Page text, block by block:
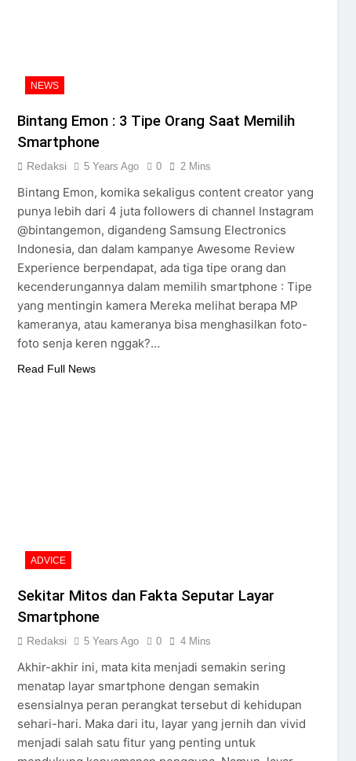
NEWS
Bintang Emon : 3 Tipe Orang Saat Memilih
Smartphone
Redaksi 5 Years Ago 0 2 Mins
Bintang Emon, komika sekaligus content creator yang
punya lebih dari 4 juta followers di channel Instagram
@bintangemon, digandeng Samsung Electronics
Indonesia, dan dalam kampanye Awesome Review
Experience berpendapat, ada tiga tipe orang dan
kecenderungannya dalam memilih smartphone : Tipe
yang mentingin kamera Mereka melihat berapa MP
kameranya, atau kameranya bisa menghasilkan foto-
foto senja keren nggak?…
Read Full News
ADVICE
Sekitar Mitos dan Fakta Seputar Layar
Smartphone
Redaksi 5 Years Ago 0 4 Mins
Akhir-akhir ini, mata kita menjadi semakin sering
menatap layar smartphone dengan semakin
esensialnya peran perangkat tersebut di kehidupan
sehari-hari. Maka dari itu, layar yang jernih dan vivid
menjadi salah satu fitur yang penting untuk